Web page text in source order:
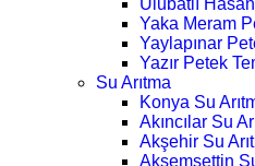
Ulubatlı
Yaka Meram
Yaylapınar
Yazır Petek
Su Arıtma
Konya Su
Akıncılar Su
Akşehir Su
Akşemsettin